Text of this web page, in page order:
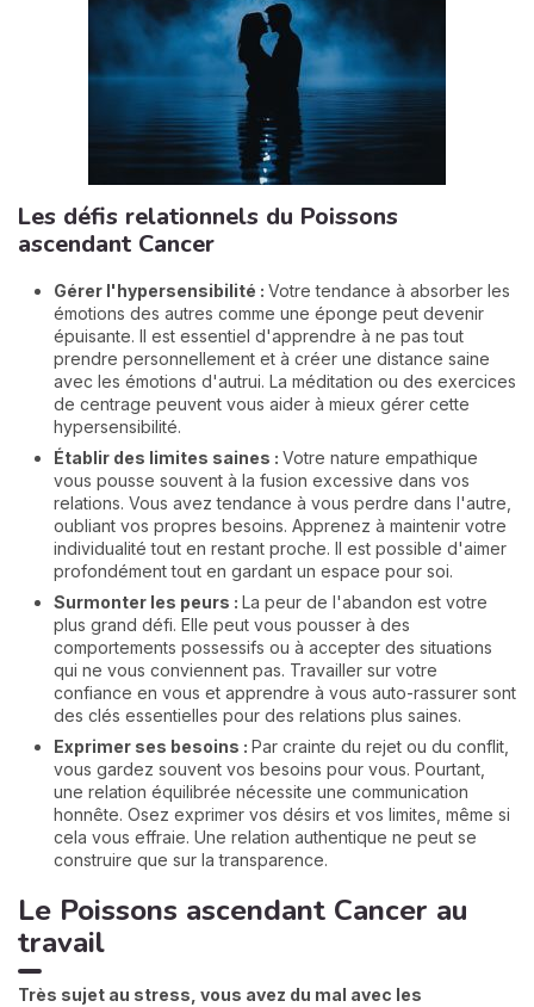
Les défis relationnels du Poissons
ascendant Cancer
Gérer l'hypersensibilité : Votre tendance à absorber les
émotions des autres comme une éponge peut devenir
épuisante. Il est essentiel d'apprendre à ne pas tout
prendre personnellement et à créer une distance saine
avec les émotions d'autrui. La méditation ou des exercices
de centrage peuvent vous aider à mieux gérer cette
hypersensibilité.
Établir des limites saines : Votre nature empathique
vous pousse souvent à la fusion excessive dans vos
relations. Vous avez tendance à vous perdre dans l'autre,
oubliant vos propres besoins. Apprenez à maintenir votre
individualité tout en restant proche. Il est possible d'aimer
profondément tout en gardant un espace pour soi.
Surmonter les peurs : La peur de l'abandon est votre
plus grand défi. Elle peut vous pousser à des
comportements possessifs ou à accepter des situations
qui ne vous conviennent pas. Travailler sur votre
confiance en vous et apprendre à vous auto-rassurer sont
des clés essentielles pour des relations plus saines.
Exprimer ses besoins : Par crainte du rejet ou du conflit,
vous gardez souvent vos besoins pour vous. Pourtant,
une relation équilibrée nécessite une communication
honnête. Osez exprimer vos désirs et vos limites, même si
cela vous effraie. Une relation authentique ne peut se
construire que sur la transparence.
Le Poissons ascendant Cancer au
travail
Très sujet au stress, vous avez du mal avec les